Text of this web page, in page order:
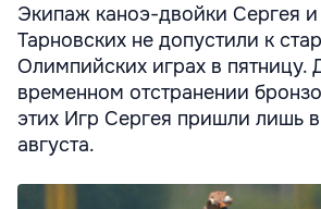
Экипаж каноэ-двойки Сергея
Тарновских не допустили к
Олимпийских играх в пятницу.
временном отстранении
этих Игр Сергея пришли лишь
августа.